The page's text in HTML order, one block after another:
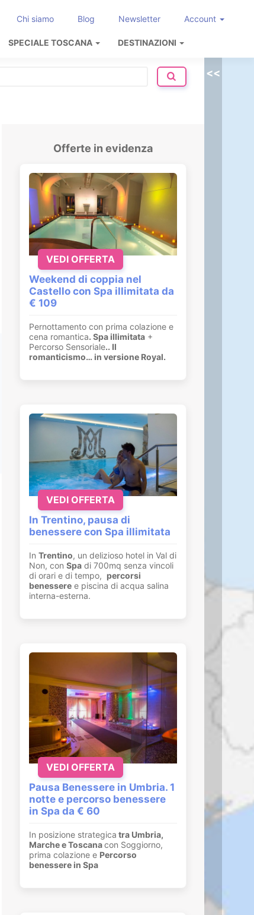
Chi siamo Blog Newsletter Account
SPECIALE TOSCANA DESTINAZIONI
Offerte in evidenza
Weekend di coppia nel
Castello con Spa illimitata da
€ 109
Pernottamento con prima colazione e
cena romantica. Spa illimitata +
Percorso Sensoriale.. Il
romanticismo… in versione Royal.
VEDI OFFERTA
In Trentino, pausa di
benessere con Spa illimitata
In Trentino, un delizioso hotel in Val di
Non, con Spa di 700mq senza vincoli
di orari e di tempo, percorsi
benessere e piscina di acqua salina
interna-esterna.
VEDI OFFERTA
Pausa Benessere in Umbria. 1
notte e percorso benessere
in Spa da € 60
In posizione strategica tra Umbria,
Marche e Toscanacon Soggiorno,
prima colazione e Percorso
benessere in Spa
VEDI OFFERTA
<<